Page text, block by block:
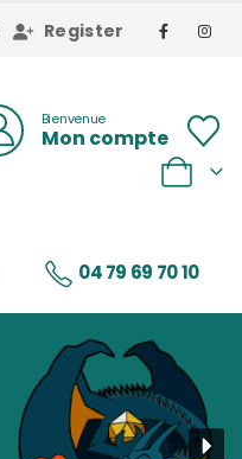
Register
Bienvenue
Mon compte
0
04 79 69 70 10